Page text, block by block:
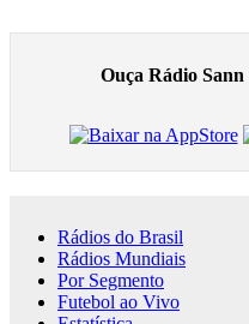
Ouça Rádio
Rádios do Brasil
Rádios Mundiais
Por Segmento
Futebol ao Vivo